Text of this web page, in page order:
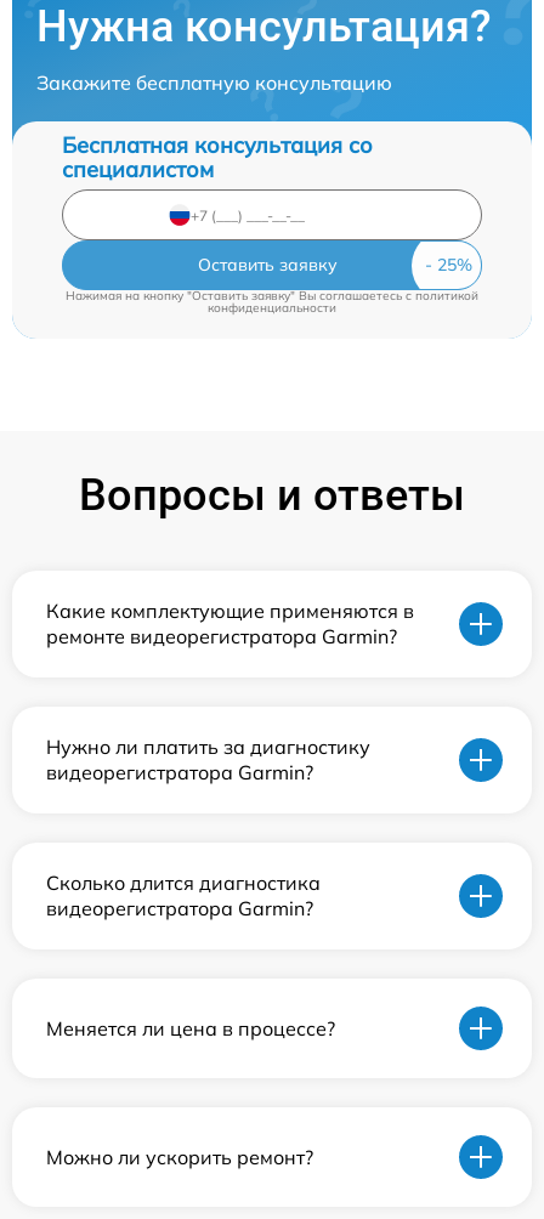
Нужна консультация?
Закажите бесплатную консультацию
Бесплатная консультация со
специалистом
Оставить заявку
Нажимая на кнопку "Оставить заявку" Вы соглашаетесь cполитикой
конфиденциальности
Вопросы и ответы
Какие комплектующие применяются в
ремонте видеорегистратора Garmin?
Нужно ли платить за диагностику
видеорегистратора Garmin?
Сколько длится диагностика
видеорегистратора Garmin?
Меняется ли цена в процессе?
Можно ли ускорить ремонт?